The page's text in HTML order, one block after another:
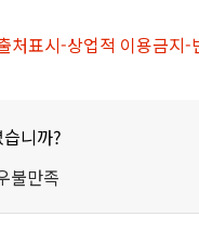
처표시-상업적 이용금지-
니까?
불만족